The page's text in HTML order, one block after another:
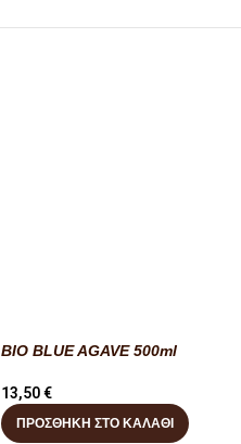
BIO BLUE AGAVE 500ml
13,50€
ΠΡΟΣΘΉΚΗ ΣΤΟ ΚΑΛΆΘΙ